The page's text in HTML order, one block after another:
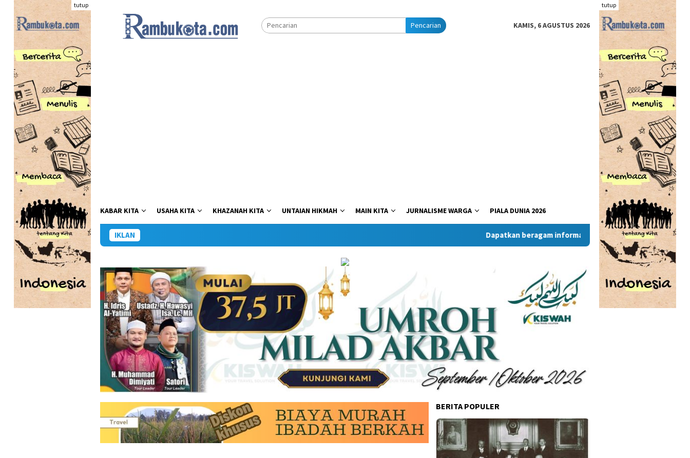
Loncat
konten
tutup tutup
Pencarian KAMIS, 6 AGUSTUS 2026
KABAR KITA USAHA KITA KHAZANAH KITA UNTAIAN HIKMAH MAIN KITA JURNALISME WARGA PIALA DUNIA 2026
IKLAN Dapatkan beragam informasi dan berita menarik dari situs
BERITA POPULER